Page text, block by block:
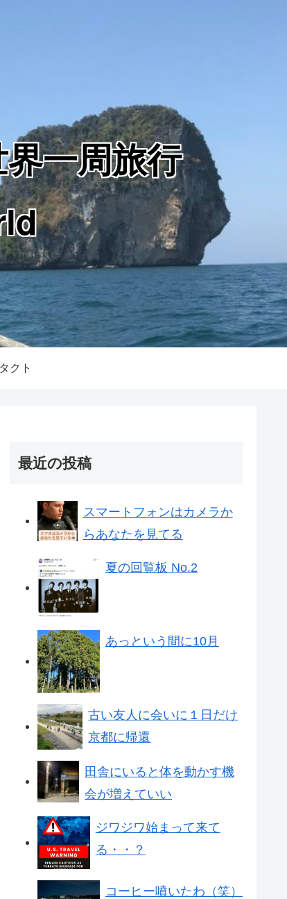
一周旅行
クト
最近の投稿
スマートフォンはカメラか
らあなたを見てる
夏の回覧板 No.2
あっという間に10月
古い友人に会いに１日だけ
京都に帰還
田舎にいると体を動かす機
会が増えていい
ジワジワ始まって来て
る・・？
コーヒー噴いたわ（笑）